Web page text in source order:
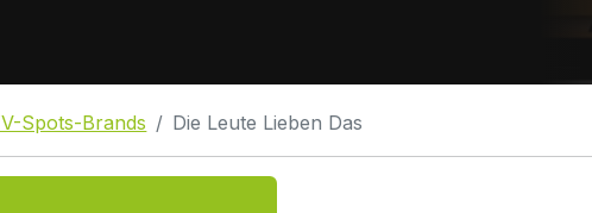
Spots-Brands Die Leute Lieben Das